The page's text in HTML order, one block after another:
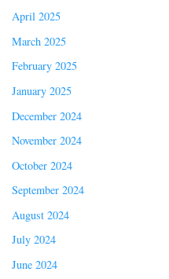
April 2025
March 2025
February 2025
January 2025
December 2024
November 2024
October 2024
September 2024
August 2024
July 2024
June 2024